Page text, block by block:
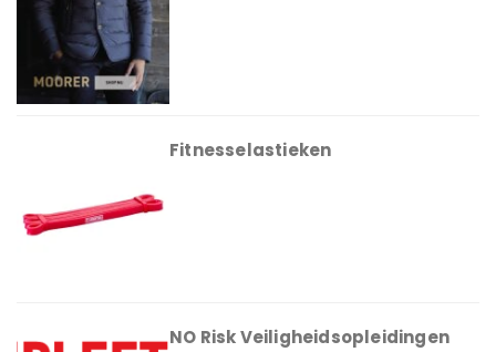
Fitnesselastieken
NO Risk Veiligheidsopleidingen